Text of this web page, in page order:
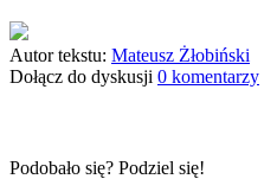
Autor tekstu: Mateusz Żłobiński
Dołącz do dyskusji 0 komentarzy
Podobało się? Podziel się!